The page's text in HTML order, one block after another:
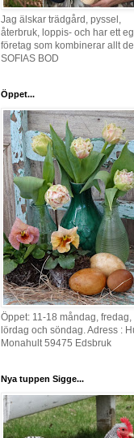
Jag älskar trädgård, pyssel,
återbruk, loppis- och har ett
företag som kombinerar allt
SOFIAS BOD
Öppet...
Öppet: 11-18 måndag, fredag,
lördag och söndag. Adress :
Monahult 59475 Edsbruk
Nya tuppen Sigge...